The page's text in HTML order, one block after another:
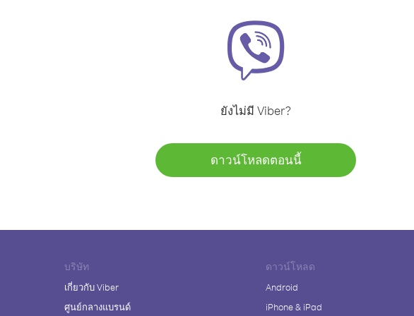
ยังไม่มี Viber?
ดาวน์โหลดตอนนี้
บริษัท
เกี่ยวกับ Viber
ศูนย์กลางแบรนด์
ดาวน์โหลด
Android
iPhone & iPad